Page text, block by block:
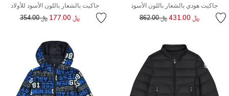
جاكيت هودي بالشعار باللون الأسود
﷼ 431.00 سعر مخفض من﷼ 862.00
جاكيت بالشعار باللون الأسود للأولاد
﷼ 177.00 سعر مخفض من
﷼ 354.00 إلى